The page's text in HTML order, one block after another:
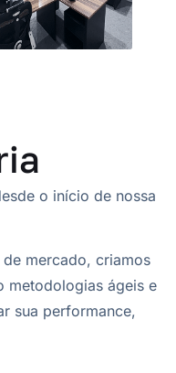
o início de nossa
mercado, criamos
metodologias ágeis e
sua performance,